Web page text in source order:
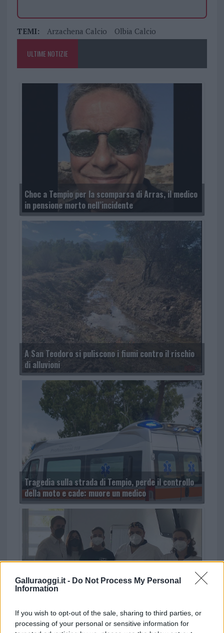
Galluraoggi.it - Do Not Process My Personal
Information
If you wish to opt-out of the sale, sharing to third parties, or
processing of your personal or sensitive information for
TEMI: Arzachena Calcio Olbia Calcio
ULTIME NOTIZIE
Choc a Tempio per la scomparsa di Arras, il medico
in pensione morto nell’incidente
A San Teodoro si puliscono i fiumi contro il rischio
di alluvioni
Tragedia sulla strada di Tempio, perde il controllo
della moto e cade: muore un medico
ne arrivano altri quattro